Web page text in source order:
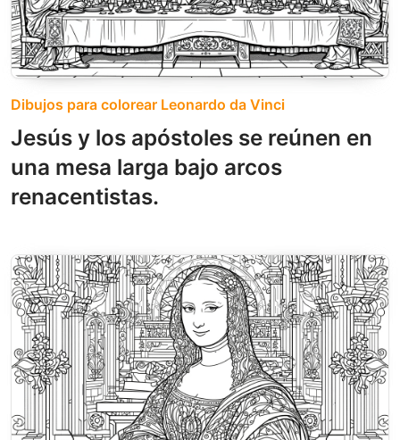
Dibujos para colorear Leonardo da Vinci
Jesús y los apóstoles se reúnen en
una mesa larga bajo arcos
renacentistas.